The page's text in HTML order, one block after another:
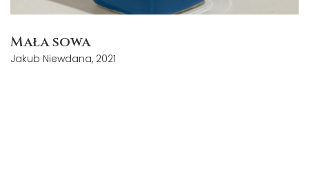
Mała sowa
Jakub Niewdana, 2021